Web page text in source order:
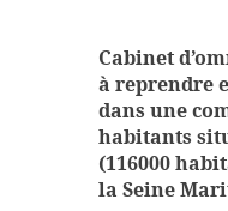
Cabinet
à reprendre
dans une
habitants
(116000
la Seine